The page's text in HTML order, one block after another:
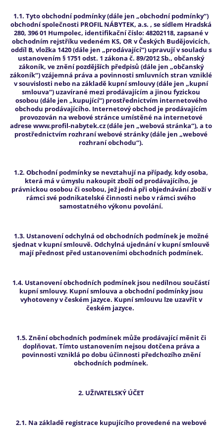
1.1. Tyto obchodní podmínky (dále jen „obchodní podmínky“)
obchodní společnosti PROFIL NÁBYTEK, a.s. , se sídlem Hradská
280, 396 01 Humpolec, identifikační číslo: 48202118, zapsané v
obchodním rejstříku vedeném KS, OR v Českých Budějovicích,
oddíl B, vložka 1420 (dále jen „prodávající“) upravují v souladu s
ustanovením § 1751 odst. 1 zákona č. 89/2012 Sb., občanský
zákoník, ve znění pozdějších předpisů (dále jen „občanský
zákoník“) vzájemná práva a povinnosti smluvních stran vzniklé
v souvislosti nebo na základě kupní smlouvy (dále jen „kupní
smlouva“) uzavírané mezi prodávajícím a jinou fyzickou
osobou (dále jen „kupující“) prostřednictvím internetového
obchodu prodávajícího. Internetový obchod je prodávajícím
provozován na webové stránce umístěné na internetové
adrese www.profil-nabytek.cz (dále jen „webová stránka“), a to
prostřednictvím rozhraní webové stránky (dále jen „webové
rozhraní obchodu“).
1.2. Obchodní podmínky se nevztahují na případy, kdy osoba,
která má v úmyslu nakoupit zboží od prodávajícího, je
právnickou osobou či osobou, jež jedná při objednávání zboží v
rámci své podnikatelské činnosti nebo v rámci svého
samostatného výkonu povolání.
1.3. Ustanovení odchylná od obchodních podmínek je možné
sjednat v kupní smlouvě. Odchylná ujednání v kupní smlouvě
mají přednost před ustanoveními obchodních podmínek.
1.4. Ustanovení obchodních podmínek jsou nedílnou součástí
kupní smlouvy. Kupní smlouva a obchodní podmínky jsou
vyhotoveny v českém jazyce. Kupní smlouvu lze uzavřít v
českém jazyce.
1.5. Znění obchodních podmínek může prodávající měnit či
doplňovat. Tímto ustanovením nejsou dotčena práva a
povinnosti vzniklá po dobu účinnosti předchozího znění
obchodních podmínek.
2. UŽIVATELSKÝ ÚČET
2.1. Na základě registrace kupujícího provedené na webové